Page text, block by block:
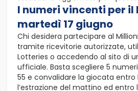
I numeri vincenti per il
martedì 17 giugno
Chi desidera partecipare al
tramite ricevitorie autorizzate,
Lotteries o accedendo al sito di
ufficiale. Basta scegliere 5 numeri
55 e convalidare la giocata entro
l’estrazione del mattino ed entro